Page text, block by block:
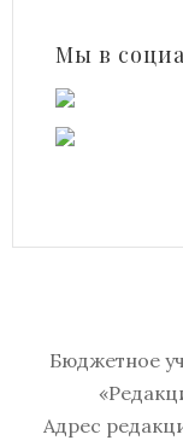
Мы в
Бюджетное
Адрес